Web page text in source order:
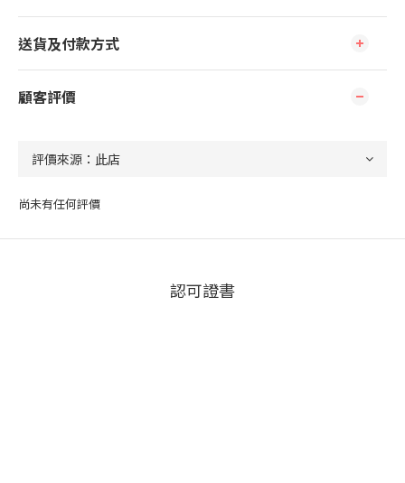
送貨及付款方式
顧客評價
尚未有任何評價
認可證書